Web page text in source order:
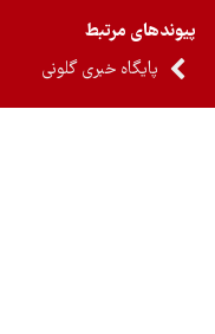
مرتبط
پایگاه خبری گلونی